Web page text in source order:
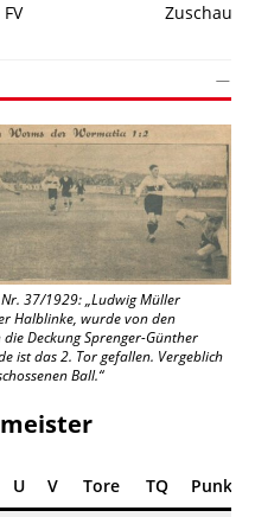
FV
Zuschauer
37/1929: „Ludwig Müller
Halblinke, wurde von den
Deckung Sprenger-Günther
ist das 2. Tor gefallen. Vergeblich
Ball.“
U V Tore TQ Punkte